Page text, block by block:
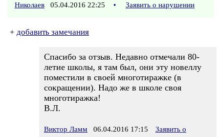
Николаев 05.04.2016 22:25 • Заявить о нарушении
+ добавить замечания
Спасибо за отзыв. Недавно отмечали 80-
летие школы, я там был, они эту новеллу
поместили в своей многотиражке (в
сокращении). Надо же в школе своя
многотиражка!
В.Л.
Виктор Ламм 06.04.2016 17:15
Заявить о